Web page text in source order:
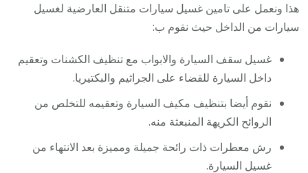
هذا ونعمل على تامين غسيل سيارات متنقل العارضية لغسيل
سيارات من الداخل حيث نقوم ب:
غسيل سقف السيارة والابواب مع تنظيف الكشنات وتعقيم
داخل السيارة للقضاء على الجراثيم والبكتيريا.
نقوم أيضا بتنظيف مكيف السيارة وتعقيمه للتخلص من
الروائح الكريهة المنبعثة منه.
رش معطرات ذات رائحة جميلة ومميزة بعد الانتهاء من
غسيل السيارة.